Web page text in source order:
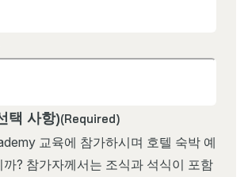
택 사항)(Required)
교육에 참가하시며 호텔 숙박 예
식이 포함